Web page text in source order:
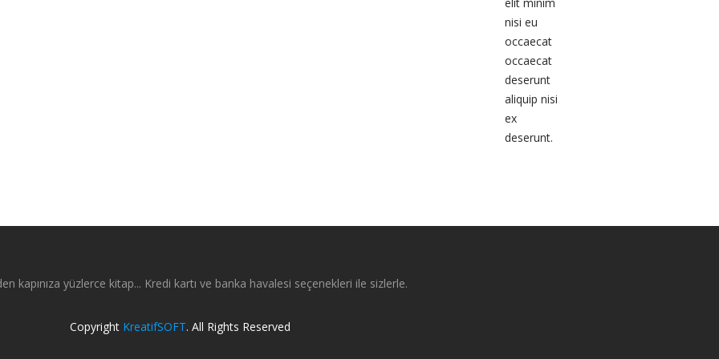
nisi eu
occaecat
occaecat
deserunt
aliquip nisi
ex
deserunt.
kapınıza yüzlerce kitap... Kredi kartı ve banka havalesi seçenekleri ile sizlerle.
Copyright KreatifSOFT. All Rights Reserved